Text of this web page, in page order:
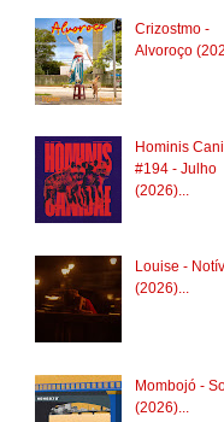
Crizostmo -
Alvoroço
Hominis
#194 - Julho
(2026)...
Louise -
(2026)...
Mombojó -
(2026)...